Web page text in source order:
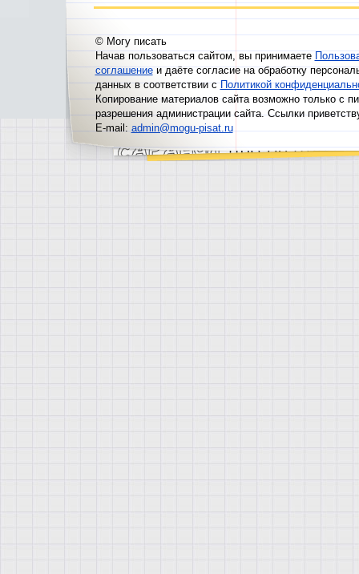
© Могу писать
Начав пользоваться сайтом, вы принимаете
соглашениеи даёте согласие на обработку
данных в соответствии сПолитикой
Копирование материалов сайта возможно только с
разрешения администрации сайта. Ссылки
E-mail:admin@mogu-pisat.ru